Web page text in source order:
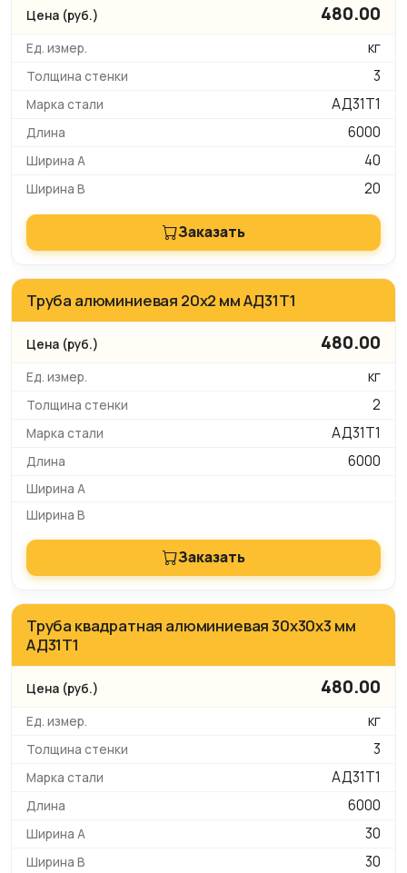
480.00
кг
3
АД31Т1
6000
40
20
Заказать
Труба алюминиевая 20х2 мм АД31Т1
480.00
кг
2
АД31Т1
6000
Заказать
Труба квадратная алюминиевая 30х30х3 мм
АД31Т1
480.00
кг
3
АД31Т1
6000
30
30